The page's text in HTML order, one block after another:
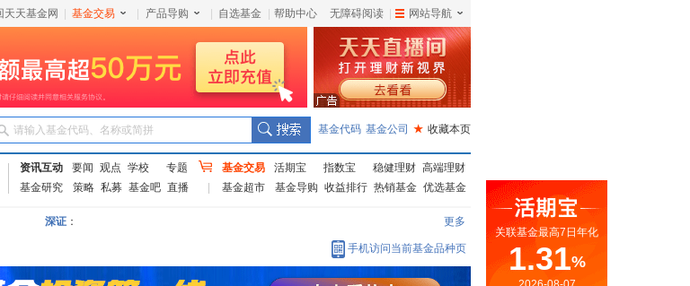
天天基金网 基金交易 产品导购 自选基金 帮助中心 无障碍阅读 网站导航
请输入基金代码、名称或简拼 基金代码 基金公司 ★ 收藏本页
资讯互动 要闻 观点 学校
专题
基金研究
策略 私募 基金吧 直播
基金交易 活期宝 指数宝 稳健理财 高端理财
基金超市
基金导购 收益排行 热销基金 优选基金
深证： 更多
手机访问当前基金品种页